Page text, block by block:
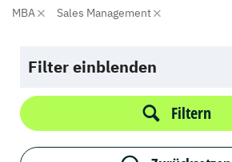
MBA Sales Management
Filter einblenden
Filtern